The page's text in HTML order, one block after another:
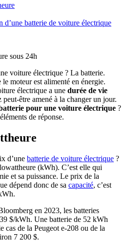
batterie de voiture électrique
sous 24h
voiture électrique ? La batterie.
moteur est alimenté en énergie.
électrique a une durée de vie
peut-être amené à la changer un jour.
pour une voiture électrique ?
de réponse.
d’une batterie de voiture électrique ?
(kWh). C’est elle qui
et sa puissance. Le prix de la
dépend donc de sa capacité, c’est
en 2023, les batteries
$/kWh. Une batterie de 52 kWh
cas de la Peugeot e-208 ou de la
7 200 $.